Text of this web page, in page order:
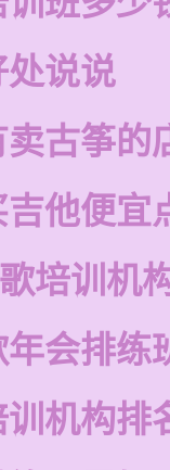
说说
古筝的
他便宜
培训机
会排练
机构排